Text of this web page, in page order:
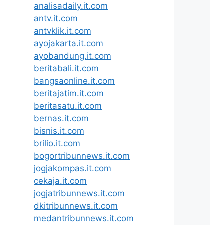
analisadaily.it.com
antv.it.com
antvklik.it.com
ayojakarta.it.com
ayobandung.it.com
beritabali.it.com
bangsaonline.it.com
beritajatim.it.com
beritasatu.it.com
bernas.it.com
bisnis.it.com
brilio.it.com
bogortribunnews.it.com
jogjakompas.it.com
cekaja.it.com
jogjatribunnews.it.com
dkitribunnews.it.com
medantribunnews.it.com